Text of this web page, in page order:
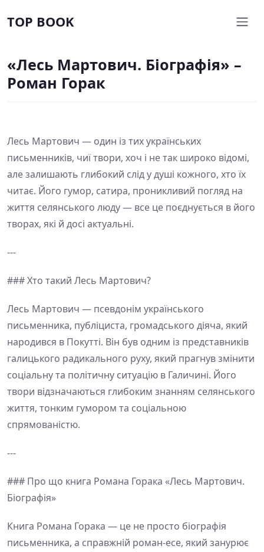
TOP BOOK
«Лесь Мартович. Біографія» –
Роман Горак
Лесь Мартович — один із тих українських
письменників, чиї твори, хоч і не так широко відомі,
але залишають глибокий слід у душі кожного, хто їх
читає. Його гумор, сатира, проникливий погляд на
життя селянського люду — все це поєднується в його
творах, які й досі актуальні.
---
### Хто такий Лесь Мартович?
Лесь Мартович — псевдонім українського
письменника, публіциста, громадського діяча, який
народився в Покутті. Він був одним із представників
галицького радикального руху, який прагнув змінити
соціальну та політичну ситуацію в Галичині. Його
твори відзначаються глибоким знанням селянського
життя, тонким гумором та соціальною
спрямованістю.
---
### Про що книга Романа Горака «Лесь Мартович.
Біографія»
Книга Романа Горака — це не просто біографія
письменника, а справжній роман-есе, який занурює